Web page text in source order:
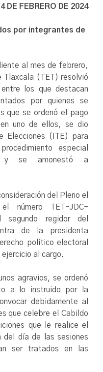
DE FEBRERO DE 2024
por integrantes de
al mes de febrero,
Tlaxcala (TET) resolvió
los que destacan
por quienes se
que se ordenó el pago
en uno de ellos, se dio
Elecciones (ITE) para
especial
y se amonestó a
del Pleno el
número TET-JDC-
regidor del
de la presidenta
político electoral
al cargo.
agravios, se ordenó
a lo instruido por la
debidamente al
que celebre el Cabildo
que le realice el
del día de las sesiones
ser tratados en las